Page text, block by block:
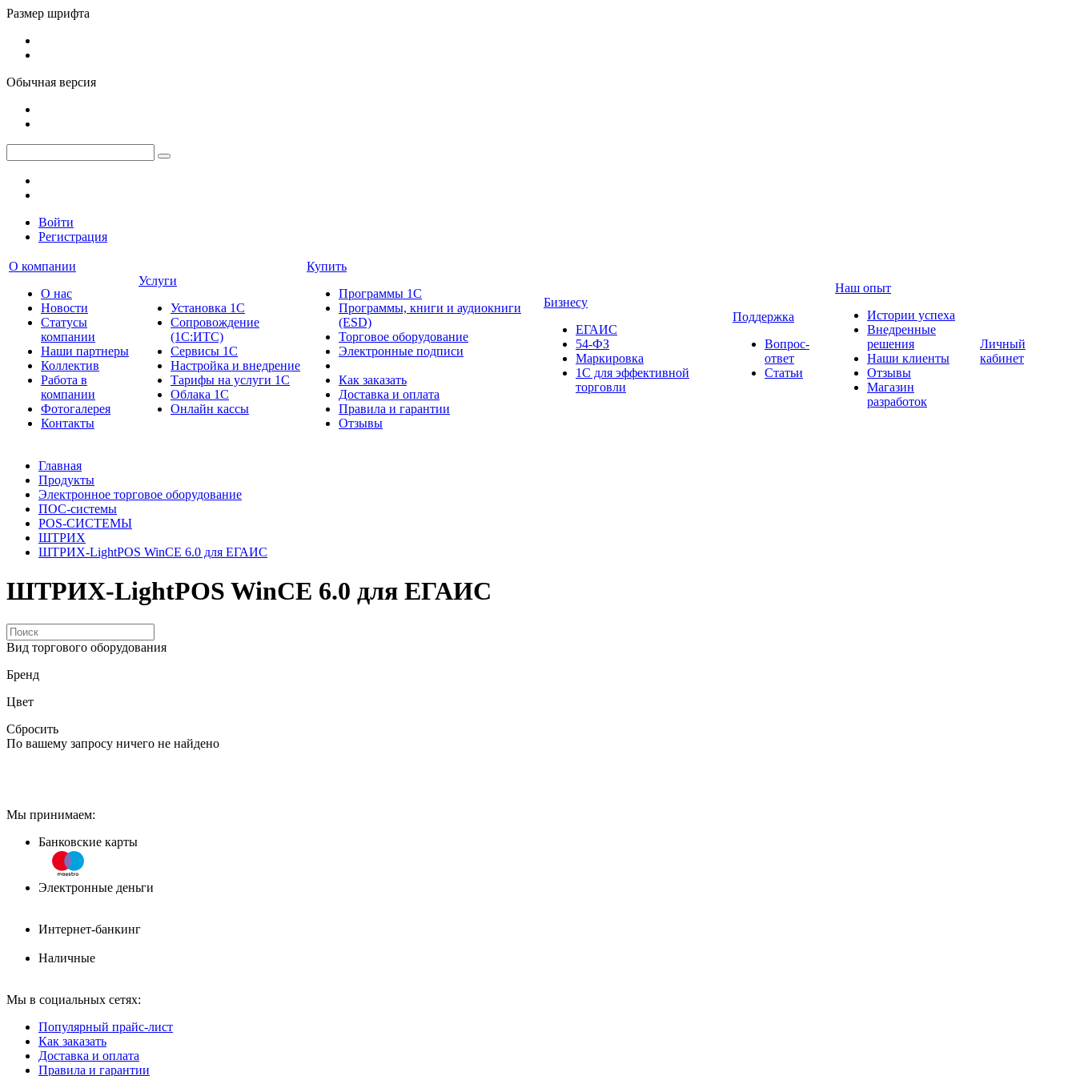
Размер шрифта
Обычная версия
Войти
Регистрация
О компании
О нас
Новости
Cтатусы
компании
Наши партнеры
Коллектив
Работа в
компании
Фотогалерея
Контакты
Услуги
Установка 1С
Сопровождение
(1С:ИТС)
Сервисы 1С
Настройка и внедрение
Тарифы на услуги 1С
Облака 1С
Онлайн кассы
Купить
Программы 1С
Программы, книги и аудиокниги
(ESD)
Торговое оборудование
Электронные подписи
Как заказать
Доставка и оплата
Правила и гарантии
Отзывы
Бизнесу
ЕГАИС
54-ФЗ
Маркировка
1С для эффективной
торговли
Поддержка
Вопрос-
ответ
Статьи
Наш опыт
Истории успеха
Внедренные
решения
Наши клиенты
Отзывы
Магазин
разработок
Личный
кабинет
Главная
Продукты
Электронное торговое оборудование
ПОС-системы
POS-СИСТЕМЫ
ШТРИХ
ШТРИХ-LightPOS WinCE 6.0 для ЕГАИС
ШТРИХ-LightPOS WinCE 6.0 для ЕГАИС
Вид торгового оборудования
Бренд
Цвет
Сбросить
По вашему запросу ничего не найдено
Мы принимаем:
Банковские карты
Электронные деньги
Интернет-банкинг
Наличные
Мы в социальных сетях:
Популярный прайс-лист
Как заказать
Доставка и оплата
Правила и гарантии